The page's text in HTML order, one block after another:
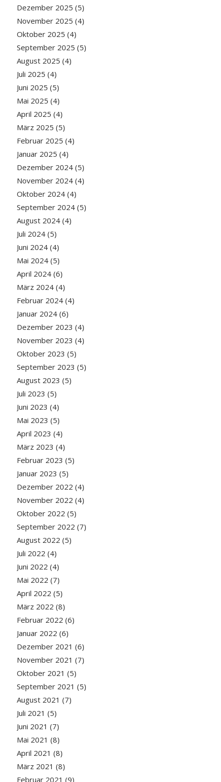
Dezember 2025 (5)
November 2025 (4)
Oktober 2025 (4)
September 2025 (5)
August 2025 (4)
Juli 2025 (4)
Juni 2025 (5)
Mai 2025 (4)
April 2025 (4)
März 2025 (5)
Februar 2025 (4)
Januar 2025 (4)
Dezember 2024(5)
November 2024(4)
Oktober 2024(4)
September 2024(5)
August 2024(4)
Juli 2024(5)
Juni 2024(4)
Mai 2024(5)
April 2024(6)
März 2024(4)
Februar 2024(4)
Januar 2024(6)
Dezember 2023 (4)
November 2023 (4)
Oktober 2023 (5)
September 2023 (5)
August 2023 (5)
Juli 2023 (5)
Juni 2023 (4)
Mai 2023 (5)
April 2023 (4)
März 2023 (4)
Februar 2023 (5)
Januar 2023 (5)
Dezember 2022 (4)
November 2022 (4)
Oktober 2022 (5)
September 2022 (7)
August 2022 (5)
Juli 2022 (4)
Juni 2022 (4)
Mai 2022 (7)
April 2022 (5)
März 2022 (8)
Februar 2022 (6)
Januar 2022 (6)
Dezember 2021 (6)
November 2021 (7)
Oktober 2021 (5)
September 2021 (5)
August 2021 (7)
Juli 2021 (5)
Juni 2021 (7)
Mai 2021 (8)
April 2021 (8)
März 2021 (8)
Februar 2021 (9)